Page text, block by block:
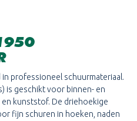
professioneel schuurmateriaal.
is geschikt voor binnen- en
kunststof. De driehoekige
fijn schuren in hoeken, naden